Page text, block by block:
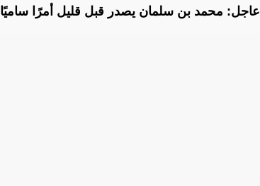
عاجل: محمد بن سلمان يصدر قبل قليل أمرًا ساميًا